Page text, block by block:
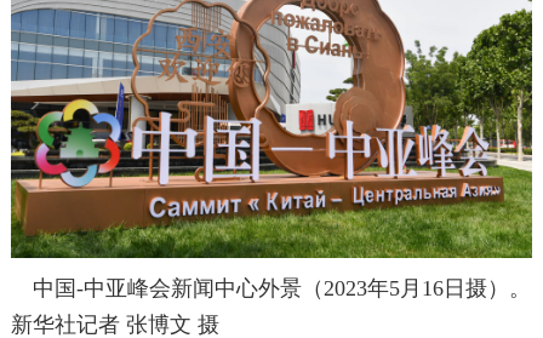
中国-中亚峰会新闻中心外景（2023年5月16日摄）。
新华社记者 张博文 摄